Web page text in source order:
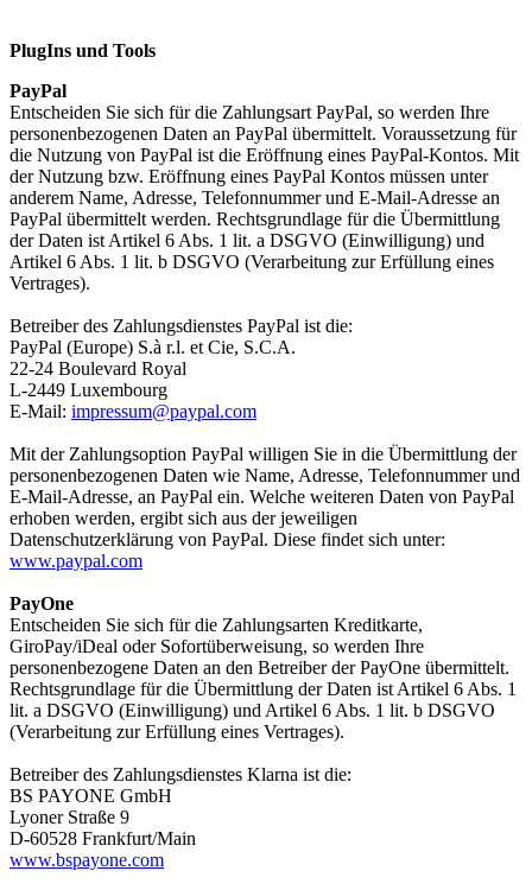
PlugIns und Tools
PayPal
Entscheiden Sie sich für die Zahlungsart PayPal, so werden Ihre
personenbezogenen Daten an PayPal übermittelt. Voraussetzung für
die Nutzung von PayPal ist die Eröffnung eines PayPal-Kontos. Mit
der Nutzung bzw. Eröffnung eines PayPal Kontos müssen unter
anderem Name, Adresse, Telefonnummer und E-Mail-Adresse an
PayPal übermittelt werden. Rechtsgrundlage für die Übermittlung
der Daten ist Artikel 6 Abs. 1 lit. a DSGVO (Einwilligung) und
Artikel 6 Abs. 1 lit. b DSGVO (Verarbeitung zur Erfüllung eines
Vertrages).
Betreiber des Zahlungsdienstes PayPal ist die:
PayPal (Europe) S.à r.l. et Cie, S.C.A.
22-24 Boulevard Royal
L-2449 Luxembourg
E-Mail: impressum@paypal.com
Mit der Zahlungsoption PayPal willigen Sie in die Übermittlung der
personenbezogenen Daten wie Name, Adresse, Telefonnummer und
E-Mail-Adresse, an PayPal ein. Welche weiteren Daten von PayPal
erhoben werden, ergibt sich aus der jeweiligen
Datenschutzerklärung von PayPal. Diese findet sich unter:
www.paypal.com
PayOne
Entscheiden Sie sich für die Zahlungsarten Kreditkarte,
GiroPay/iDeal oder Sofortüberweisung, so werden Ihre
personenbezogene Daten an den Betreiber der PayOne übermittelt.
Rechtsgrundlage für die Übermittlung der Daten ist Artikel 6 Abs. 1
lit. a DSGVO (Einwilligung) und Artikel 6 Abs. 1 lit. b DSGVO
(Verarbeitung zur Erfüllung eines Vertrages).
Betreiber des Zahlungsdienstes Klarna ist die:
BS PAYONE GmbH
Lyoner Straße 9
D-60528 Frankfurt/Main
www.bspayone.com